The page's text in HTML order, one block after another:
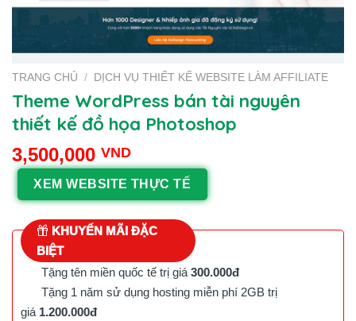
TRANG CHỦ / DỊCH VỤ THIẾT KẾ WEBSITE LÀM AFFILIATE
Theme WordPress bán tài nguyên
thiết kế đồ họa Photoshop
3,500,000 VND
XEM WEBSITE THỰC TẾ
KHUYẾN MÃI ĐẶC
BIỆT
Tặng tên miền quốc tế trị giá 300.000đ
Tặng 1 năm sử dụng hosting miễn phí 2GB trị
giá 1.200.000đ